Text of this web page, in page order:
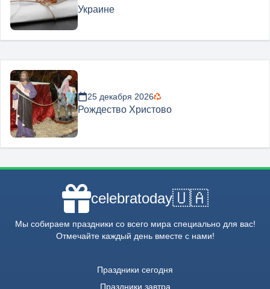
Украине
25 декабря 2026
Рождество Христово
celebratoday🇺🇦
Мы собираем праздники со всего мира специально для вас!
Отмечайте каждый день вместе с нами!
Праздники сегодня
Праздники завтра